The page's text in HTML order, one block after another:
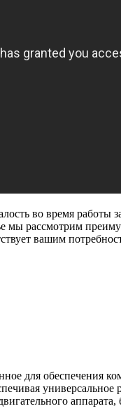
во время работы
мы рассмотрим
вашим
для обеспечения